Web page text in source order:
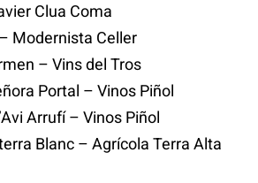
Clua Coma
Modernista Celler
– Vins del Tros
Portal – Vinos Piñol
Arrufí – Vinos Piñol
Blanc – Agrícola Terra Alta